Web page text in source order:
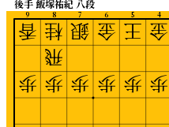
4
5
6
7
8
9
後手 飯塚祐紀 八段
金
歩
王
歩
金
歩
銀
歩
桂
飛
歩
香
歩